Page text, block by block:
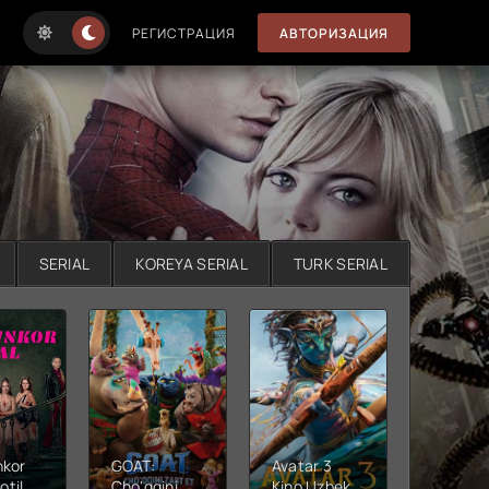
РЕГИСТРАЦИЯ АВТОРИЗАЦИЯ
SERIAL KOREYA SERIAL TURK SERIAL
GOAT:
Avatar 3